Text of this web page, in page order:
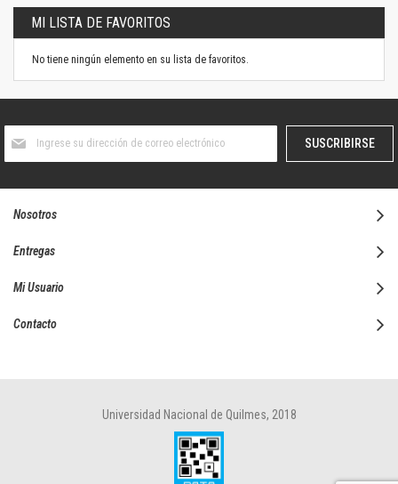
página
MI LISTA DE FAVORITOS
No tiene ningún elemento en su lista de favoritos.
boletín
SUSCRIBIRSE
Nosotros
Entregas
Mi Usuario
Contacto
Universidad Nacional de Quilmes, 2018